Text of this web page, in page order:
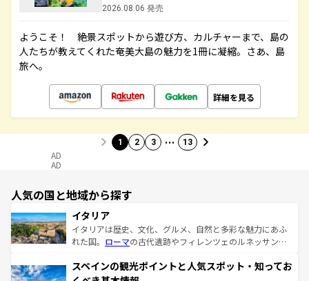
2026.08.06 発売
ようこそ！ 絶景スポットから遊び方、カルチャーまで、島の
人たちが教えてくれた奄美大島の魅力を1冊に凝縮。さあ、島
旅へ。
詳細を見る
1 2 3 … 13
AD
AD
人気の国と地域から探す
イタリア
イタリアは歴史、文化、グルメ、自然と多彩な魅力にあふ
れた国。 ローマの古代遺跡やフィレンツェのルネッサンス
ろん、トスカーナの美しい田園風景やアマルフィ海岸の絶
景など、自然景観も見逃せない。観光の合間には、本場の
スペインの観光ポイントと人気スポット・知ってお